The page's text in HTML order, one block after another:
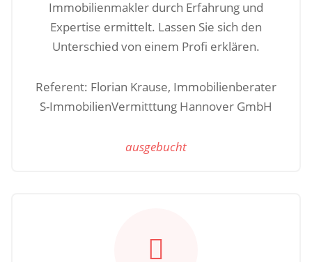
Immobilienmakler durch Erfahrung und
Expertise ermittelt. Lassen Sie sich den
Unterschied von einem Profi erklären.
Referent: Florian Krause, Immobilienberater
S-ImmobilienVermitttung Hannover GmbH
ausgebucht
